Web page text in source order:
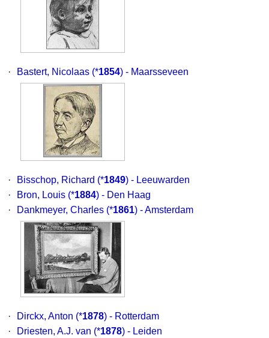
· Bastert, Nicolaas (*1854) - Maarsseveen
· Bisschop, Richard (*1849) - Leeuwarden
·
Bron, Louis (*1884) - Den Haag
·
Dankmeyer, Charles (*1861) - Amsterdam
· Dirckx, Anton (*1878) - Rotterdam
·
Driesten, A.J. van (*1878) - Leiden